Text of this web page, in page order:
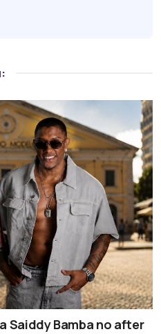
Saiddy Bamba no after